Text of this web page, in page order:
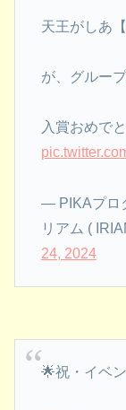
天王がしあ【
が、グルー
入賞おめで
— PIKAプロ
リアム (
24, 2024
🌟祝・イベ